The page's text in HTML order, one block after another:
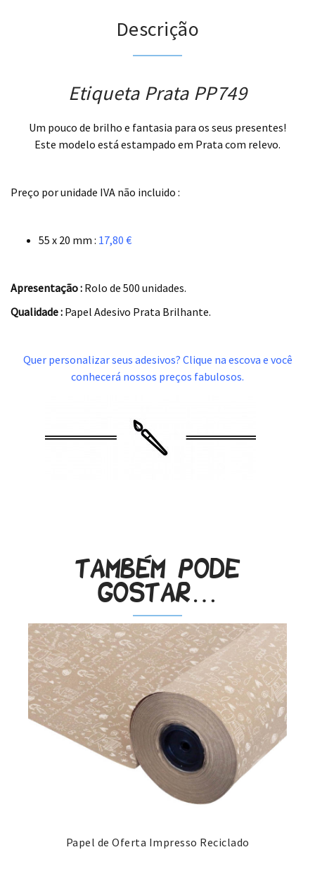
Descrição
Etiqueta Prata PP749
Um pouco de brilho e fantasia para os seus presentes!
Este modelo está estampado em Prata com relevo.
Preço por unidade IVA não incluido :
55 x 20 mm : 17,80 €
Apresentação : Rolo de 500 unidades.
Qualidade : Papel Adesivo Prata Brilhante.
Quer personalizar seus adesivos? Clique na escova e você
conhecerá nossos preços fabulosos.
Também pode
gostar…
Papel de Oferta Impresso Reciclado